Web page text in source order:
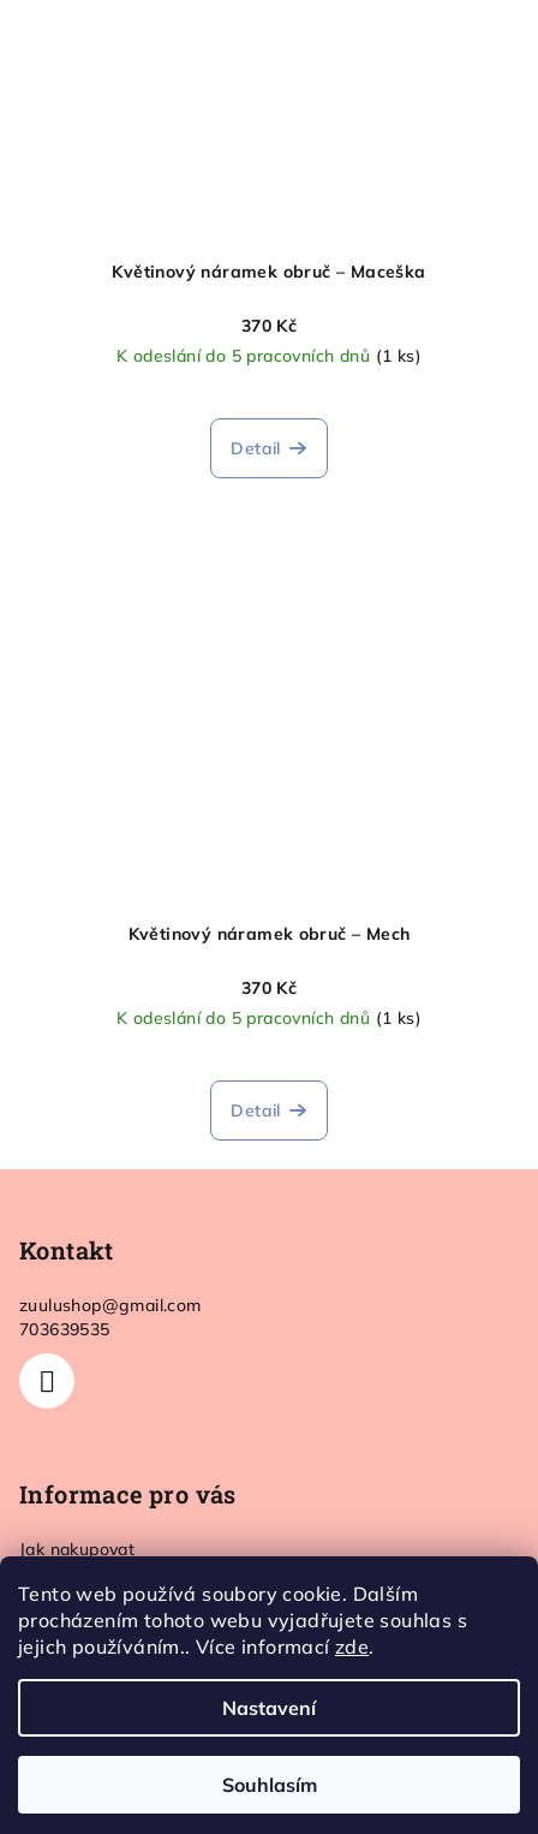
Tento web používá soubory cookie. Dalším
procházením tohoto webu vyjadřujete souhlas s
jejich používáním.. Více informací zde.
Nastavení
Souhlasím
Květinový náramek obruč – Maceška
370 Kč
K odeslání do 5 pracovních dnů (1 ks)
Detail
Květinový náramek obruč – Mech
370 Kč
K odeslání do 5 pracovních dnů (1 ks)
hodnocení
produktu
z
Detail
Kontakt
zuulushop@gmail.com
703639535
Informace pro vás
Jak nakupovat
Kontakt
Obchodní podmínky
Vytvořil Shoptet